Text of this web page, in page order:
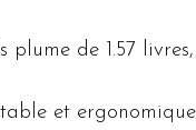
plume de 1.57
et